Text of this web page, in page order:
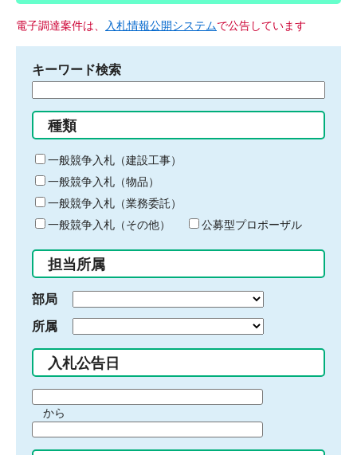
電子調達案件は、 入札情報公開システムで公告しています
キーワード検索
る
キ
ー
ワ
ー
ド
入
力
種類
一般競争入札（建設工事）
一般競争入札（物品）
一般競争入札（業務委託）
一般競争入札（その他）
公募型プロポーザル
担当所属
部局
所属
入札公告日
間
始
から
間